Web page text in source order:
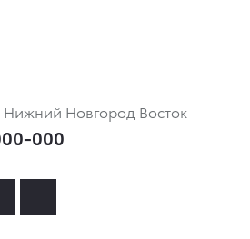
Нижний Новгород Восток
000